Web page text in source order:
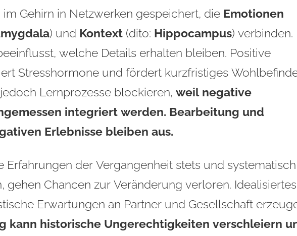
Gehirn in Netzwerken gespeichert, die Emotionen
) und Kontext (dito: Hippocampus) verbinden.
welche Details erhalten bleiben. Positive
Stresshormone und fördert kurzfristiges
Lernprozesse blockieren, weil negative
integriert werden. Bearbeitung und
Erlebnisse bleiben aus.
Erfahrungen der Vergangenheit stets und systematisch
gehen Chancen zur Veränderung verloren. Idealisiertes
kann historische Ungerechtigkeiten verschleiern